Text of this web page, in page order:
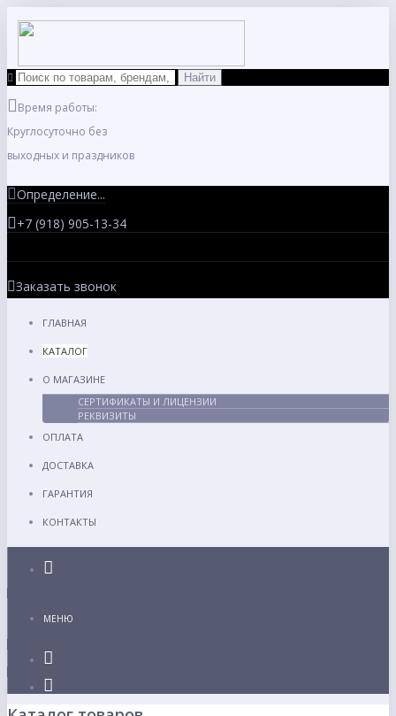
Время работы:
Круглосуточно без
выходных и праздников
Определение...
+7 (918) 905-13-34
Заказать звонок
ГЛАВНАЯ
КАТАЛОГ
О МАГАЗИНЕ
СЕРТИФИКАТЫ И ЛИЦЕНЗИИ
РЕКВИЗИТЫ
ОПЛАТА
ДОСТАВКА
ГАРАНТИЯ
КОНТАКТЫ
МЕНЮ